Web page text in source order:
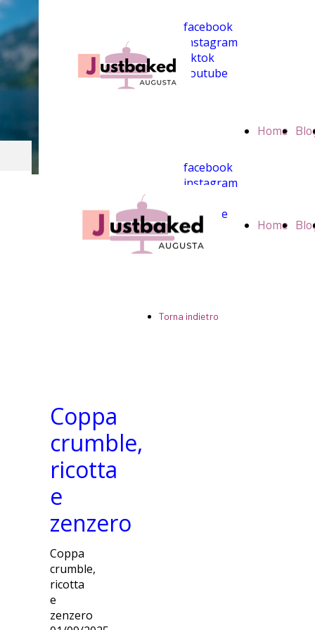
facebook
instagram
tiktok
youtube
Home
facebook
instagram
youtube
Home
Torna indietro
Coppa
crumble,
ricotta
e
zenzero
Coppa
crumble,
ricotta
e
zenzero